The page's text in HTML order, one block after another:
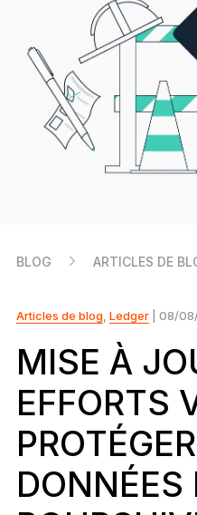
Ledger Stax
Premium sous
Ledger Flex
Le nouveau
Solution à toute
Découvrir
Wallets physiques
Bundles et packs
BLOG ARTICLES DE
Articles de blog, Ledger| 08/
MISE À
EFFORTS
DONNÉES